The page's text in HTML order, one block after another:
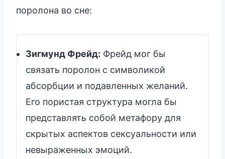
поролона во сне:
Зигмунд Фрейд: Фрейд мог бы
связать поролон с символикой
абсорбции и подавленных желаний.
Его пористая структура могла бы
представлять собой метафору для
скрытых аспектов сексуальности или
невыраженных эмоций.